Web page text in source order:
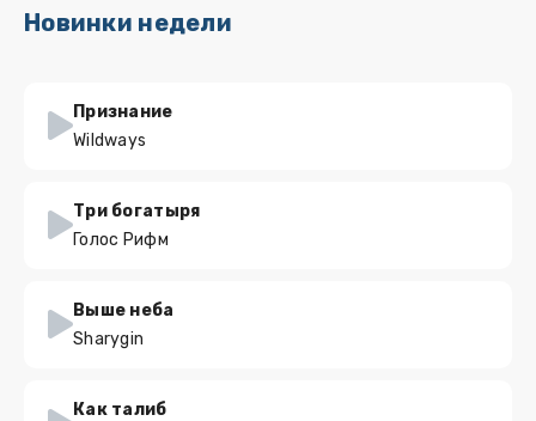
Новинки недели
Признание
Wildways
Три богатыря
Голос Рифм
Выше неба
Sharygin
Как талиб